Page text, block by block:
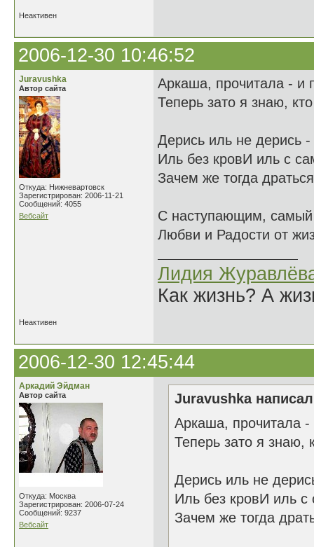
Неактивен
2006-12-30 10:46:52
Juravushka
Автор сайта
Откуда: Нижневартовск
Зарегистрирован: 2006-11-21
Сообщений: 4055
Вебсайт
Аркаша, прочитала - и
Теперь зато я знаю,
Дерись иль не дерись
Иль без кровИ иль с
Зачем же тогда
С наступающим,
Любви и Радости от
Лидия
Как жизнь? А
Неактивен
2006-12-30 12:45:44
Аркадий Эйдман
Автор сайта
Откуда: Москва
Зарегистрирован: 2006-07-24
Сообщений: 9237
Вебсайт
Juravushka
Аркаша, прочитала
Теперь зато я знаю,
Дерись иль не
Иль без кровИ иль
Зачем же тогда